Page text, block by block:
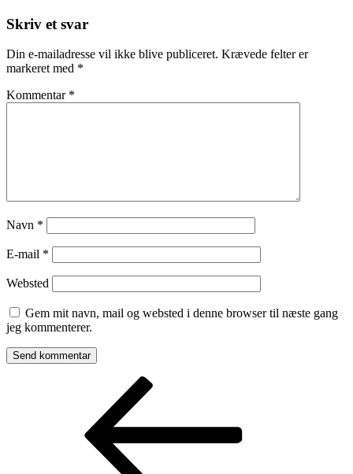
Skriv et svar
Din e-mailadresse vil ikke blive publiceret. Krævede felter er
markeret med *
Kommentar *
Navn *
E-mail *
Websted
Gem mit navn, mail og websted i denne browser til næste gang
jeg kommenterer.
Indlægsnavigation